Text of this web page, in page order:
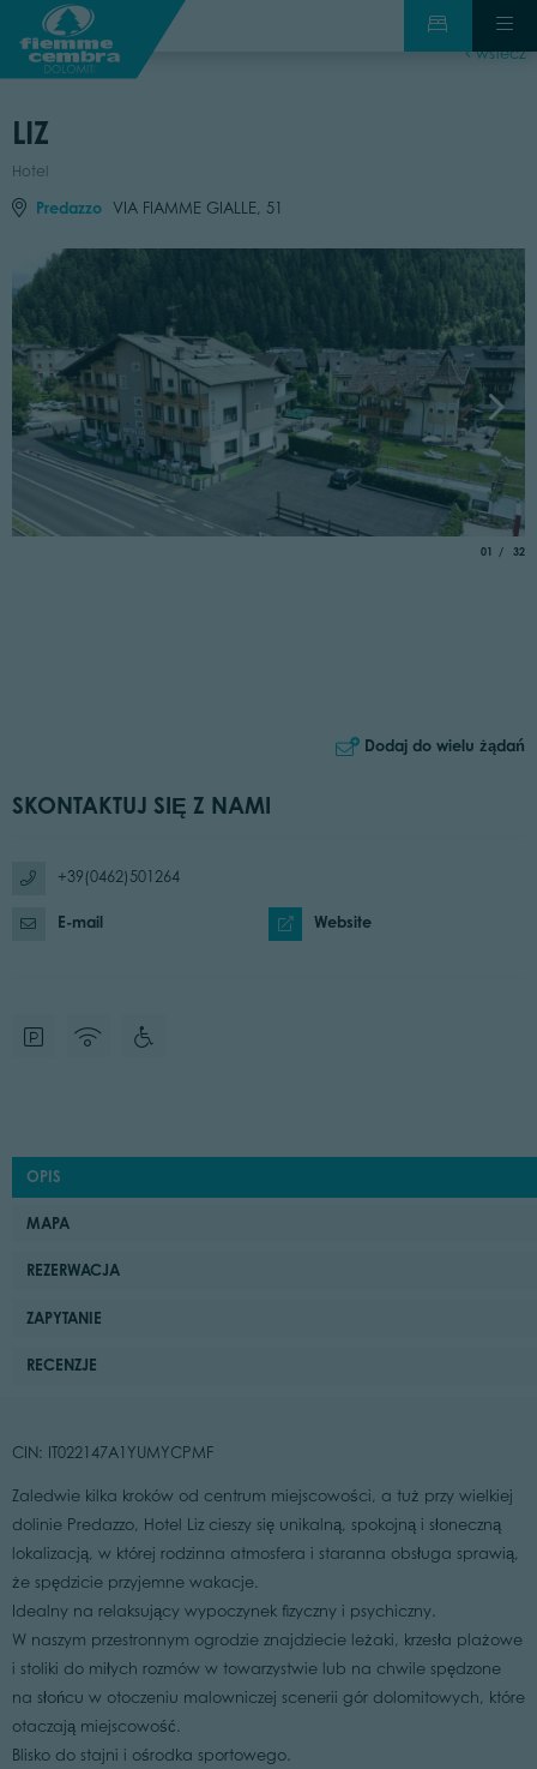
wstecz
LIZ
Hotel
Predazzo VIA FIAMME GIALLE, 51
01 of
32
Dodaj do wielu żądań
SKONTAKTUJ SIĘ Z NAMI
+39(0462)501264
E-mail Website
OPIS
MAPA
REZERWACJA
ZAPYTANIE
RECENZJE
CIN: IT022147A1YUMYCPMF
Zaledwie kilka kroków od centrum miejscowości, a tuż przy wielkiej
dolinie Predazzo, Hotel Liz cieszy się unikalną, spokojną i słoneczną
lokalizacją, w której rodzinna atmosfera i staranna obsługa sprawią,
że spędzicie przyjemne wakacje.
Idealny na relaksujący wypoczynek fizyczny i psychiczny.
W naszym przestronnym ogrodzie znajdziecie leżaki, krzesła plażowe
i stoliki do miłych rozmów w towarzystwie lub na chwile spędzone
na słońcu w otoczeniu malowniczej scenerii gór dolomitowych, które
otaczają miejscowość.
Blisko do stajni i ośrodka sportowego.